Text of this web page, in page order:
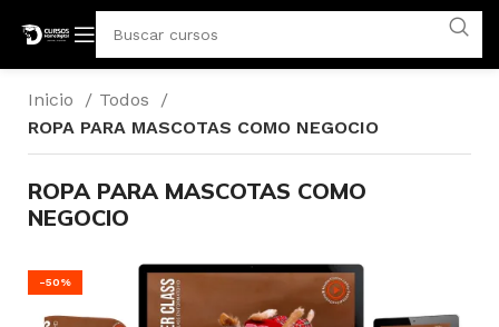
Inicio
Todos
ROPA PARA MASCOTAS COMO NEGOCIO
ROPA PARA MASCOTAS COMO
NEGOCIO
-50%